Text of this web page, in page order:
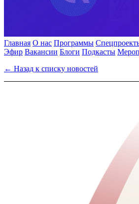
Главная О нас Программы
Эфир Вакансии Блоги Подкасты
← Назад к списку новостей